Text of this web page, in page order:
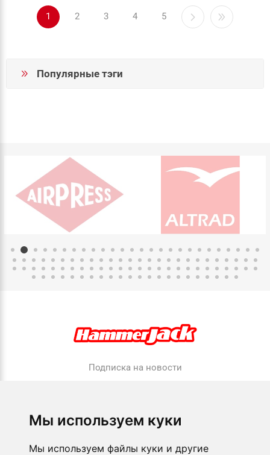
Мы используем куки
Мы используем файлы куки и другие
1 2 3 4 5
Популярные тэги
Подписка на новости
прописки